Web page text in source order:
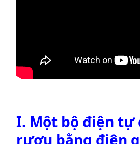
I. Một bộ điện tự
rượu bằng điện